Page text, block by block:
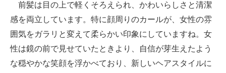
前髪は目の上で軽くそろえられ、かわいらしさと清潔
感を両立しています。特に顔周りのカールが、女性の雰
囲気をガラリと変えて柔らかい印象にしていますね。女
性は鏡の前で見せていたときより、自信が芽生えたよう
な穏やかな笑顔を浮かべており、新しいヘアスタイルに